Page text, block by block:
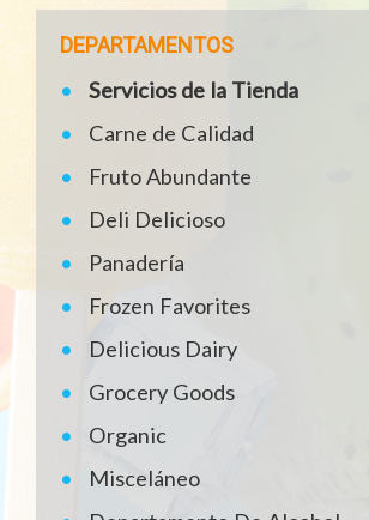
DEPARTAMENTOS
Servicios de la Tienda
Carne de Calidad
Fruto Abundante
Deli Delicioso
Panadería
Frozen Favorites
Delicious Dairy
Grocery Goods
Organic
Misceláneo